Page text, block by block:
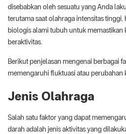
disebabkan oleh sesuatu yang Anda
terutama saat olahraga intensitas
biologis alami tubuh untuk memastikan
beraktivitas.
Berikut penjelasan mengenai berbagai
memengaruhi fluktuasi atau perubahan
Jenis Olahraga
Salah satu faktor yang dapat
darah adalah jenis aktivitas yang